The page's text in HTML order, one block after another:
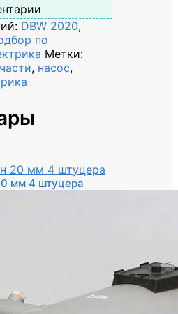
DBW 2020,
по
Метки:
, насос,
мм 4 штуцера